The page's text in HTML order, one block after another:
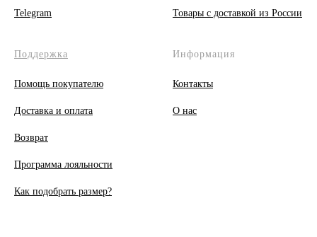
Telegram Товары с доставкой из России
Поддержка
Помощь покупателю
Доставка и оплата
Возврат
Программа лояльности
Как подобрать размер?
Информация
Контакты
О нас